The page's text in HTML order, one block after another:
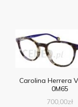
Carolina Herrera
0M65
700,00zł